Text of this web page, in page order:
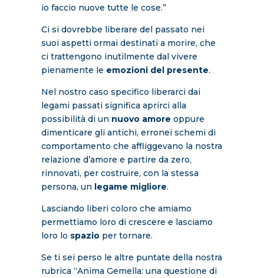
io faccio nuove tutte le cose.”
Ci si dovrebbe liberare del passato nei
suoi aspetti ormai destinati a morire, che
ci trattengono inutilmente dal vivere
pienamente le emozioni del presente.
Nel nostro caso specifico liberarci dai
legami passati significa aprirci alla
possibilità di un nuovo amore oppure
dimenticare gli antichi, erronei schemi di
comportamento che affliggevano la nostra
relazione d’amore e partire da zero,
rinnovati, per costruire, con la stessa
persona, un legame migliore.
Lasciando liberi coloro che amiamo
permettiamo loro di crescere e lasciamo
loro lo spazio per tornare.
Se ti sei perso le altre puntate della nostra
rubrica “Anima Gemella: una questione di